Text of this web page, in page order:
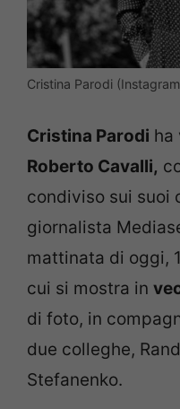
Cristina Parodi
Cristina Parodi ha
Roberto Cavalli,
condiviso sui suoi
giornalista
mattinata di oggi,
cui si mostra in
di foto, in
due colleghe,
Stefanenko.